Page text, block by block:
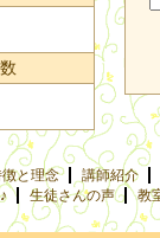
と理念 講師紹介
生徒さんの声 教